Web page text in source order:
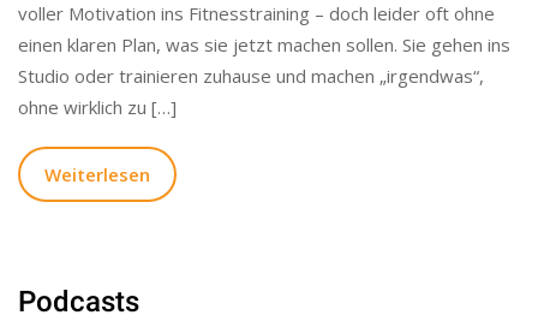
voller Motivation ins Fitnesstraining – doch leider oft ohne
einen klaren Plan, was sie jetzt machen sollen. Sie gehen ins
Studio oder trainieren zuhause und machen „irgendwas“,
ohne wirklich zu […]
Weiterlesen
Podcasts